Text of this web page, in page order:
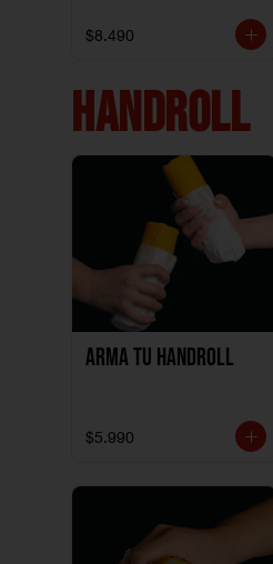
$8.490
HANDROLL
Arma tu handroll
$5.990